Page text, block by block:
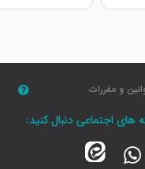
و مقررات
های اجتماعی دنبال کنید: